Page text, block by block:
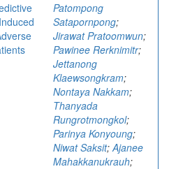
Patompong
Satapornpong;
Jirawat Pratoomwun;
Pawinee Rerknimitr;
Jettanong
Klaewsongkram;
Nontaya Nakkam;
Thanyada
Rungrotmongkol;
Parinya Konyoung;
Niwat Saksit;Ajanee
Mahakkanukrauh;